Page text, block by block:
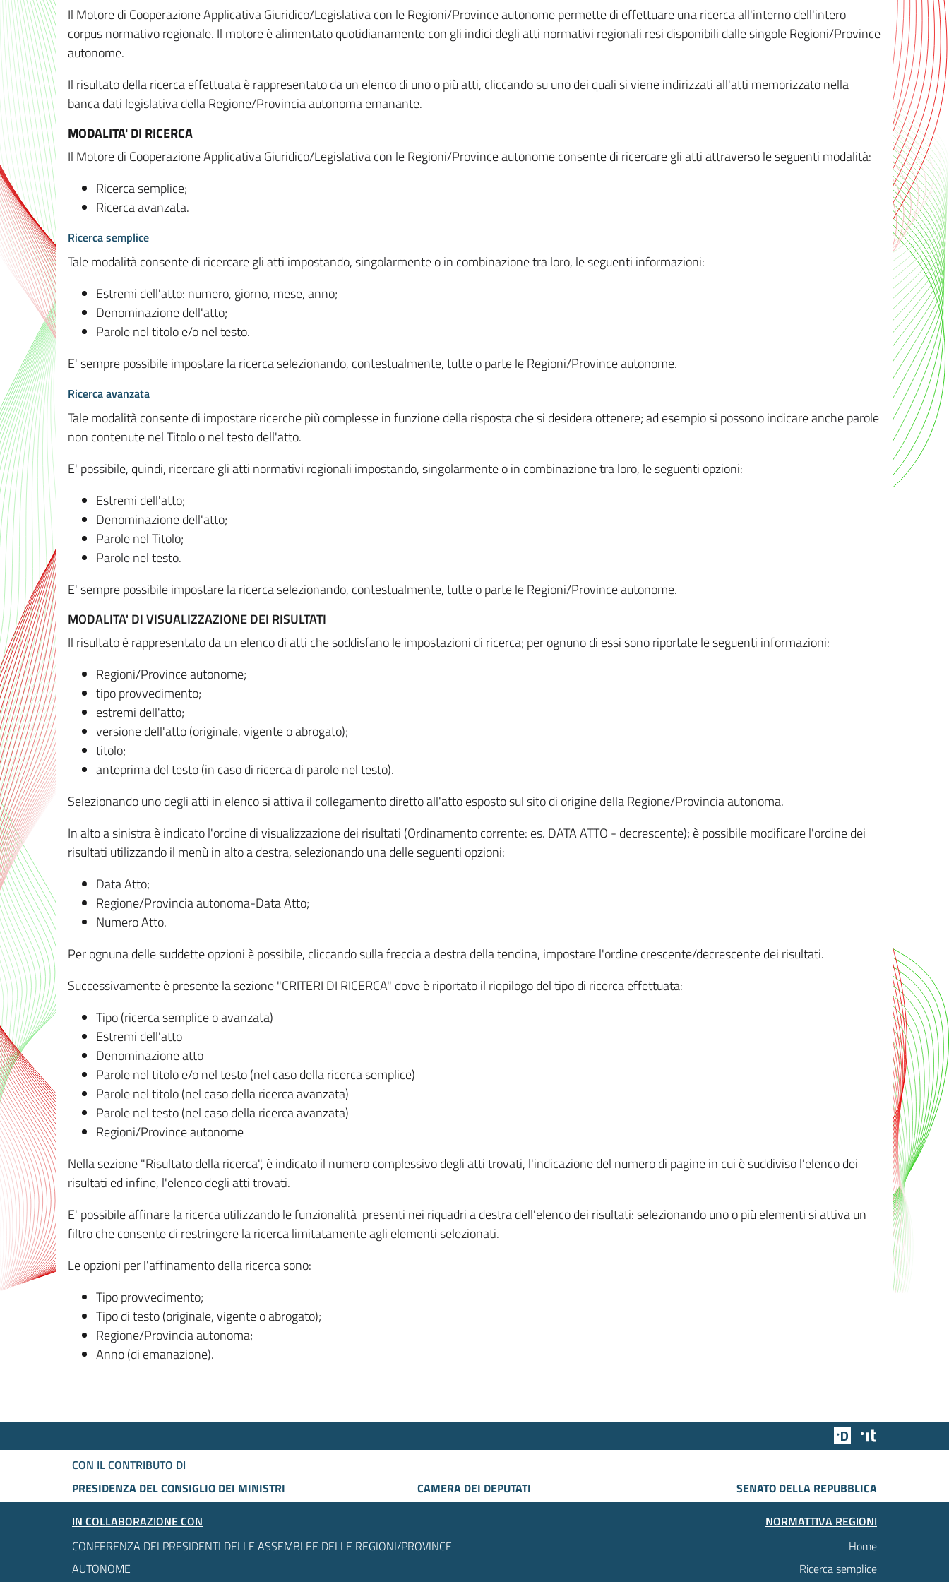
Il Motore di Cooperazione Applicativa Giuridico/Legislativa con le Regioni/Province autonome permette di effettuare una ricerca all'interno dell'intero
corpus normativo regionale. Il motore è alimentato quotidianamente con gli indici degli atti normativi regionali resi disponibili dalle singole Regioni/Province
autonome.
Il risultato della ricerca effettuata è rappresentato da un elenco di uno o più atti, cliccando su uno dei quali si viene indirizzati all'atti memorizzato nella
banca dati legislativa della Regione/Provincia autonoma emanante.
MODALITA' DI RICERCA
Il Motore di Cooperazione Applicativa Giuridico/Legislativa con le Regioni/Province autonome consente di ricercare gli atti attraverso le seguenti modalità:
Ricerca semplice;
Ricerca avanzata.
Ricerca semplice
Tale modalità consente di ricercare gli atti impostando, singolarmente o in combinazione tra loro, le seguenti informazioni:
Estremi dell'atto: numero, giorno, mese, anno;
Denominazione dell'atto;
Parole nel titolo e/o nel testo.
E' sempre possibile impostare la ricerca selezionando, contestualmente, tutte o parte le Regioni/Province autonome.
Ricerca avanzata
Tale modalità consente di impostare ricerche più complesse in funzione della risposta che si desidera ottenere; ad esempio si possono indicare anche parole
non contenute nel Titolo o nel testo dell'atto.
E' possibile, quindi, ricercare gli atti normativi regionali impostando, singolarmente o in combinazione tra loro, le seguenti opzioni:
Estremi dell'atto;
Denominazione dell'atto;
Parole nel Titolo;
Parole nel testo.
E' sempre possibile impostare la ricerca selezionando, contestualmente, tutte o parte le Regioni/Province autonome.
MODALITA' DI VISUALIZZAZIONE DEI RISULTATI
Il risultato è rappresentato da un elenco di atti che soddisfano le impostazioni di ricerca; per ognuno di essi sono riportate le seguenti informazioni:
Regioni/Province autonome;
tipo provvedimento;
estremi dell'atto;
versione dell'atto (originale, vigente o abrogato);
titolo;
anteprima del testo (in caso di ricerca di parole nel testo).
Selezionando uno degli atti in elenco si attiva il collegamento diretto all'atto esposto sul sito di origine della Regione/Provincia autonoma.
In alto a sinistra è indicato l'ordine di visualizzazione dei risultati (Ordinamento corrente: es. DATA ATTO - decrescente); è possibile modificare l'ordine dei
risultati utilizzando il menù in alto a destra, selezionando una delle seguenti opzioni:
Data Atto;
Regione/Provincia autonoma-Data Atto;
Numero Atto.
Per ognuna delle suddette opzioni è possibile, cliccando sulla freccia a destra della tendina, impostare l'ordine crescente/decrescente dei risultati.
Successivamente è presente la sezione "CRITERI DI RICERCA" dove è riportato il riepilogo del tipo di ricerca effettuata:
Tipo (ricerca semplice o avanzata)
Estremi dell'atto
Denominazione atto
Parole nel titolo e/o nel testo (nel caso della ricerca semplice)
Parole nel titolo (nel caso della ricerca avanzata)
Parole nel testo (nel caso della ricerca avanzata)
Regioni/Province autonome
Nella sezione "Risultato della ricerca", è indicato il numero complessivo degli atti trovati, l'indicazione del numero di pagine in cui è suddiviso l'elenco dei
risultati ed infine, l'elenco degli atti trovati.
E' possibile affinare la ricerca utilizzando le funzionalità presenti nei riquadri a destra dell'elenco dei risultati: selezionando uno o più elementi si attiva un
filtro che consente di restringere la ricerca limitatamente agli elementi selezionati.
Le opzioni per l'affinamento della ricerca sono:
Tipo provvedimento;
Tipo di testo (originale, vigente o abrogato);
Regione/Provincia autonoma;
Anno (di emanazione).
Team Digitale
CON IL CONTRIBUTO DI
PRESIDENZA DEL CONSIGLIO DEI MINISTRI
CAMERA DEI DEPUTATI
SENATO DELLA REPUBBLICA
IN COLLABORAZIONE CON
CONFERENZA DEI PRESIDENTI DELLE ASSEMBLEE DELLE REGIONI/PROVINCE
AUTONOME
NORMATTIVA REGIONI
Home
Ricerca semplice